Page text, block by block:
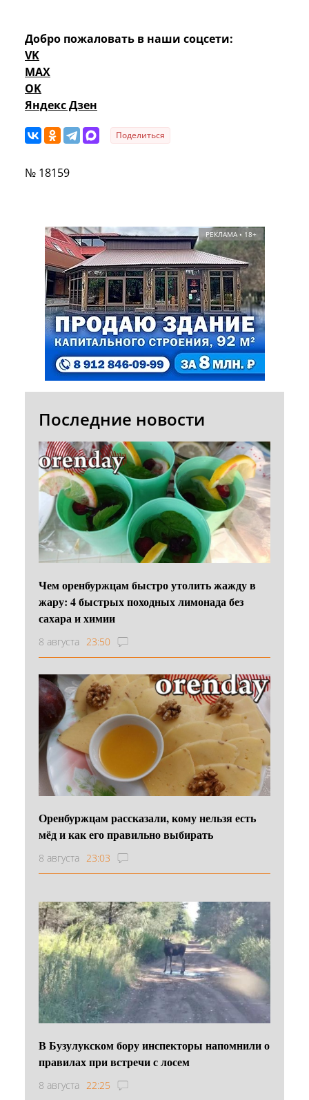
Добро пожаловать в наши соцсети:
VK
MAX
OK
Яндекс Дзен
Поделиться
№ 18159
РЕКЛАМА • 18+
Последние новости
Чем оренбуржцам быстро утолить жажду в
жару: 4 быстрых походных лимонада без
сахара и химии
8 августа 23:50
Оренбуржцам рассказали, кому нельзя есть
мёд и как его правильно выбирать
8 августа 23:03
В Бузулукском бору инспекторы напомнили о
правилах при встречи с лосем
8 августа 22:25